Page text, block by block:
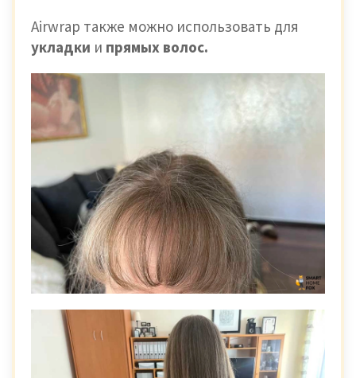
Airwrap также можно использовать для
укладки и прямых волос.